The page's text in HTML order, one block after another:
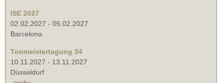
ISE 2027
02.02.2027 - 05.02.2027
Barcelona
Tonmeistertagung 34
10.11.2027 - 13.11.2027
Düsseldorf